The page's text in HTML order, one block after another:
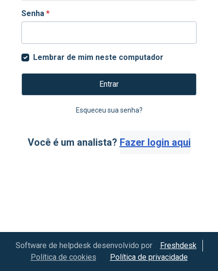
Senha *
Lembrar de mim neste computador
Entrar
Esqueceu sua senha?
Você é um analista? Fazer login aqui
Software de helpdesk desenvolvido por
Freshdesk
Política de cookies
Política de privacidade